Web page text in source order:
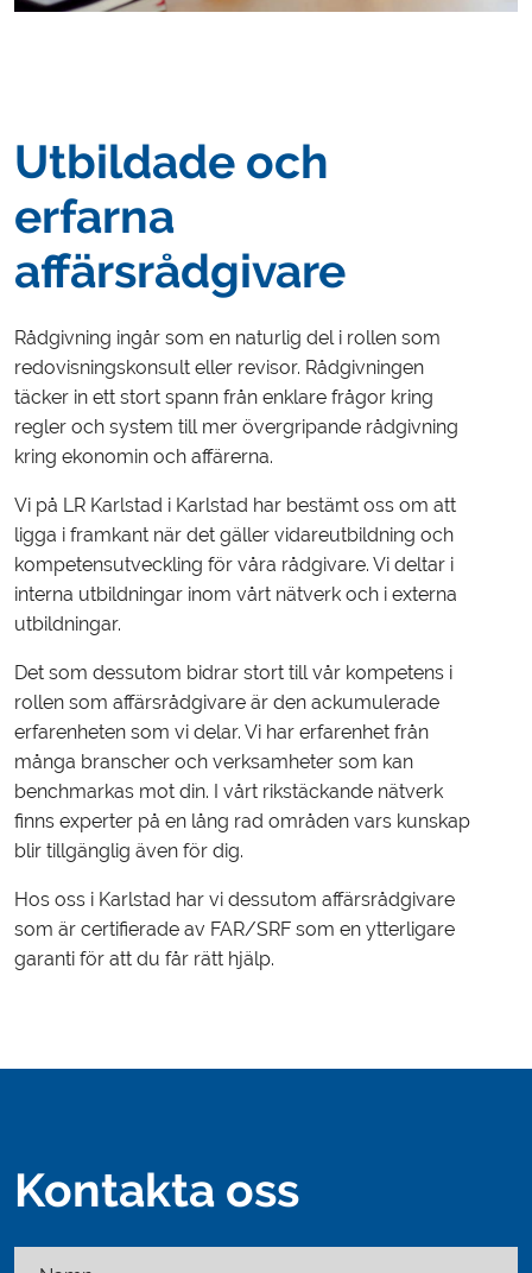
Utbildade och
erfarna
affärsrådgivare
Rådgivning ingår som en naturlig del i rollen som
redovisningskonsult eller revisor. Rådgivningen
täcker in ett stort spann från enklare frågor kring
regler och system till mer övergripande rådgivning
kring ekonomin och affärerna.
Vi på LR Karlstad i Karlstad har bestämt oss om att
ligga i framkant när det gäller vidareutbildning och
kompetensutveckling för våra rådgivare. Vi deltar i
interna utbildningar inom vårt nätverk och i externa
utbildningar.
Det som dessutom bidrar stort till vår kompetens i
rollen som affärsrådgivare är den ackumulerade
erfarenheten som vi delar. Vi har erfarenhet från
många branscher och verksamheter som kan
benchmarkas mot din. I vårt rikstäckande nätverk
finns experter på en lång rad områden vars kunskap
blir tillgänglig även för dig.
Hos oss i Karlstad har vi dessutom affärsrådgivare
som är certifierade av FAR/SRF som en ytterligare
garanti för att du får rätt hjälp.
Kontakta oss